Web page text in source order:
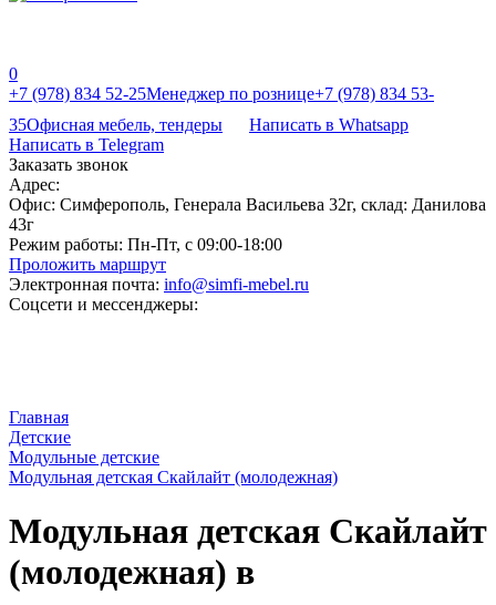
0
+7 (978) 834 52-25Менеджер по рознице+7 (978) 834 53-
35Офисная мебель, тендеры
Написать в Whatsapp
Написать в Telegram
Заказать звонок
Адрес:
Офис: Симферополь, Генерала Васильева 32г, склад: Данилова
43г
Режим работы: Пн-Пт, с 09:00-18:00
Проложить маршрут
Электронная почта: info@simfi-mebel.ru
Соцсети и мессенджеры:
Главная
Детские
Модульные детские
Модульная детская Скайлайт (молодежная)
Модульная детская Скайлайт
(молодежная) в